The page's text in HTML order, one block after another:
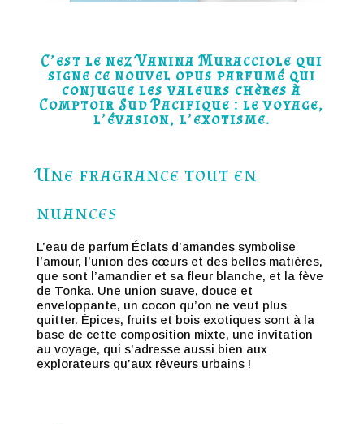
C’est le nez Vanina Muracciole qui
signe ce nouvel opus parfumé qui
conjugue les valeurs chères à
Comptoir Sud Pacifique : le voyage,
l’évasion, l’exotisme.
Une fragrance tout en
nuances
L’eau de parfum Éclats d’amandes symbolise
l’amour, l’union des cœurs et des belles matières,
que sont l’amandier et sa fleur blanche, et la fève
de Tonka. Une union suave, douce et
enveloppante, un cocon qu’on ne veut plus
quitter. Épices, fruits et bois exotiques sont à la
base de cette composition mixte, une invitation
au voyage, qui s’adresse aussi bien aux
explorateurs qu’aux rêveurs urbains !